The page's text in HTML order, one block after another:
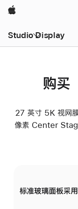
Apple
Studio Display
购买
27 英寸 5K 视网
像素 Center
标准玻璃面板采